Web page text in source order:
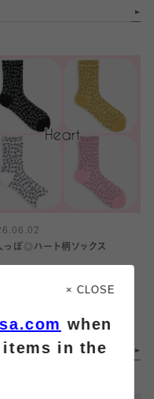
っぽ◎ハート柄ソックス
Tabio× CLOSE
when
in the